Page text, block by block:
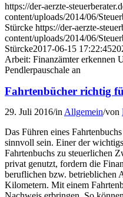
https://der-aerzte-
content/uploads/2014/06/
Stürcke https://der-aerzte-
content/uploads/2014/06/
Stürcke2017-06-15 17:22:45
Arbeit: Finanzämter erkennen
Pendlerpauschale an
Fahrtenbücher richtig
29. Juli 2016/in Allgemein/von
Das Führen eines
sinnvoll sein. Einer der
Fahrtenbuchs zu steuerlichen
privat genutzt, fordern die
beruflichen bzw. betrieblichen
Kilometern. Mit einem